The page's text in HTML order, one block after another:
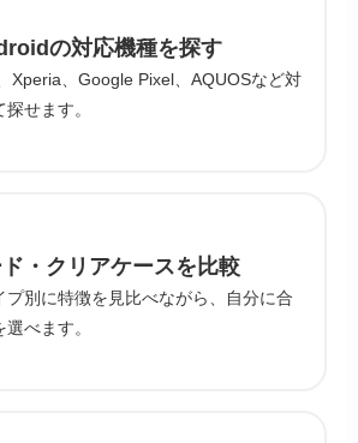
の対応機種を探す
Xperia、Google Pixel、AQUOSなど対
せます。
・クリアケースを比較
プ別に特徴を見比べながら、自分に合
べます。